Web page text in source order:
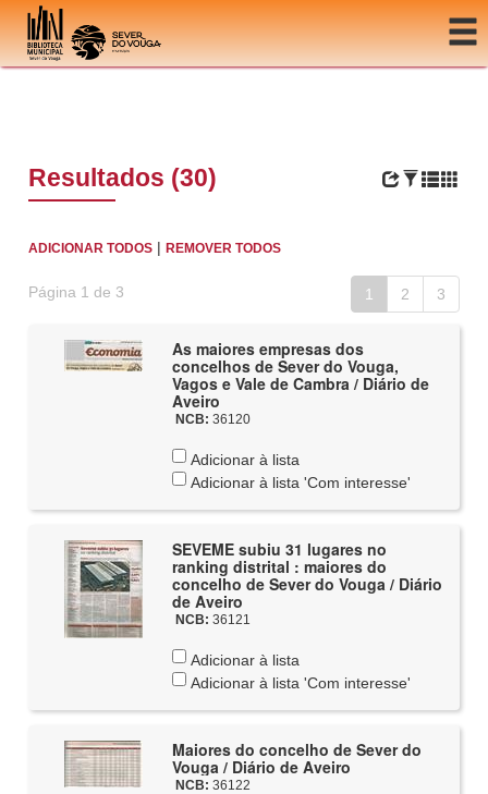
Ir para o conteúdo
Resultados (30)
ADICIONAR TODOS |REMOVER TODOS
Página 1 de 3 1 2 3
As maiores empresas dos
concelhos de Sever do Vouga,
Vagos e Vale de Cambra / Diário de
Aveiro
NCB: 36120
Adicionar à lista
Adicionar à lista 'Com interesse'
SEVEME subiu 31 lugares no
ranking distrital : maiores do
concelho de Sever do Vouga / Diário
de Aveiro
NCB: 36121
Adicionar à lista
Adicionar à lista 'Com interesse'
Maiores do concelho de Sever do
Vouga / Diário de Aveiro
NCB: 36122